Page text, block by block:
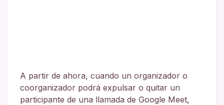
A partir de ahora, cuando un organizador o
coorganizador podrá expulsar o quitar un
participante de una llamada de Google Meet,